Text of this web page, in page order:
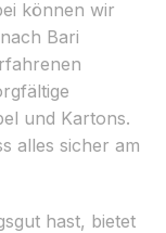
können wir
Bari
und Kartons.
alles sicher am
hast, bietet